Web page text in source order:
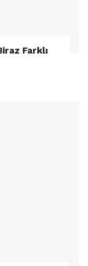
Farklı